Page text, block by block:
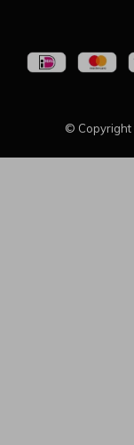
© Copyright